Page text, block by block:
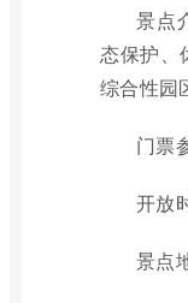
景点
态保护、
综合性园
门票
开放
景点